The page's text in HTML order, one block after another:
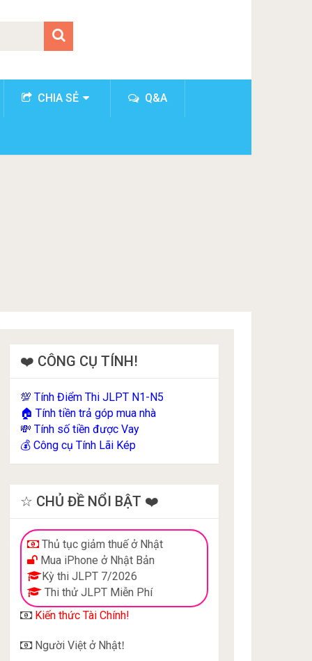
CHIA SẺ Q&A
❤️ CÔNG CỤ TÍNH!
💯Tính Điểm Thi JLPT N1-N5
🏠Tính tiền trả góp mua nhà
💸Tính số tiền được Vay
💰Công cụ Tính Lãi Kép
☆ CHỦ ĐỀ NỔI BẬT ❤️
Thủ tục giảm thuế ở Nhật
Mua iPhone ở Nhật Bản
Kỳ thi JLPT 7/2026
Thi thử JLPT Miễn Phí
Kiến thức Tài Chính!
Người Việt ở Nhật!